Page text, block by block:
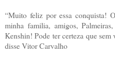
“Muito feliz por essa conquista!
minha familia, amigos,
Kenshin! Pode ter certeza que sem
disse Vitor Carvalho